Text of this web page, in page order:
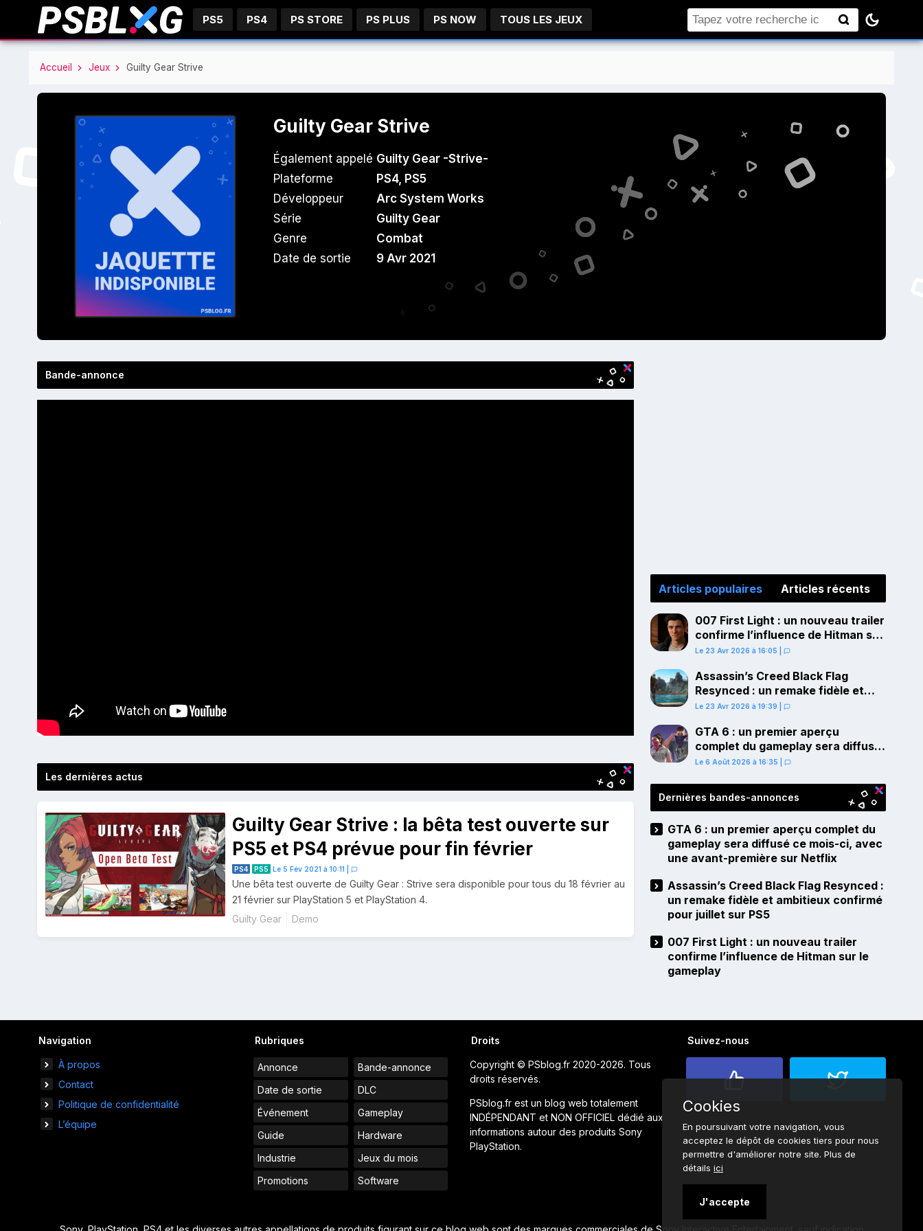
PS5 PS4 PS STORE PS PLUS PS NOW TOUS LES JEUX Rechercher
Accueil Jeux Guilty Gear Strive
Guilty Gear Strive
Également appelé Guilty Gear -Strive-
Plateforme
PS4, PS5
Développeur
Arc System Works
Série
Guilty Gear
Genre
Combat
Date de sortie
9 Avr 2021
Bande-annonce
Les dernières actus
Guilty Gear Strive : la bêta test ouverte sur
PS5 et PS4 prévue pour fin février
PS4 PS5 Le 5 Fév 2021 à 10:11
Une bêta test ouverte de Guilty Gear : Strive sera disponible pour tous du 18 février au
21 février sur PlayStation 5 et PlayStation 4.
Guilty Gear
Demo
Articles populaires Articles récents
007 First Light : un nouveau trailer
confirme l’influence de Hitman sur
le gameplay
Le 23 Avr 2026 à 16:05
Assassin’s Creed Black Flag
Resynced : un remake fidèle et
ambitieux confirmé pour juillet sur
Le 23 Avr 2026 à 19:39
GTA 6 : un premier aperçu
complet du gameplay sera diffusé
ce mois-ci, avec une avant-
Le 6 Août 2026 à 16:35
Dernières bandes-annonces
GTA 6 : un premier aperçu complet du
gameplay sera diffusé ce mois-ci, avec
une avant-première sur Netflix
Assassin’s Creed Black Flag Resynced :
un remake fidèle et ambitieux confirmé
pour juillet sur PS5
007 First Light : un nouveau trailer
confirme l’influence de Hitman sur le
gameplay
Navigation
À propos
Contact
Politique de confidentialité
L’équipe
Rubriques
Annonce
Bande-annonce
Date de sortie
DLC
Événement
Gameplay
Guide
Hardware
Industrie
Jeux du mois
Promotions
Software
Droits
Copyright © PSblog.fr 2020-2026. Tous
droits réservés.
PSblog.fr est un blog web totalement
INDÉPENDANT et NON OFFICIEL dédié aux
informations autour des produits Sony
PlayStation.
Suivez-nous
Cookies
En poursuivant votre navigation, vous
acceptez le dépôt de cookies tiers pour nous
permettre d'améliorer notre site. Plus de
détails ici
J'accepte